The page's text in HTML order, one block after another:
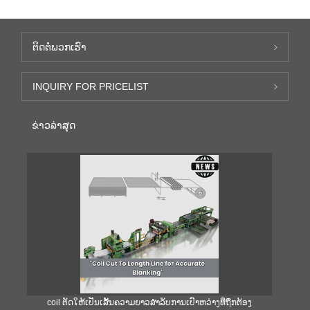
ຕິດ​ຕໍ່​ພວກ​ເຮົາ
INQUIRY FOR PRICELIST
ຂ່າວ​ລ່າ​ສຸດ
coil ຕັດໃຫ້ເປັນເສັ້ນຄວາມຍາວສໍາລັບການເປົ່າຫວ່າງທີ່ຖືກຕ້ອງ